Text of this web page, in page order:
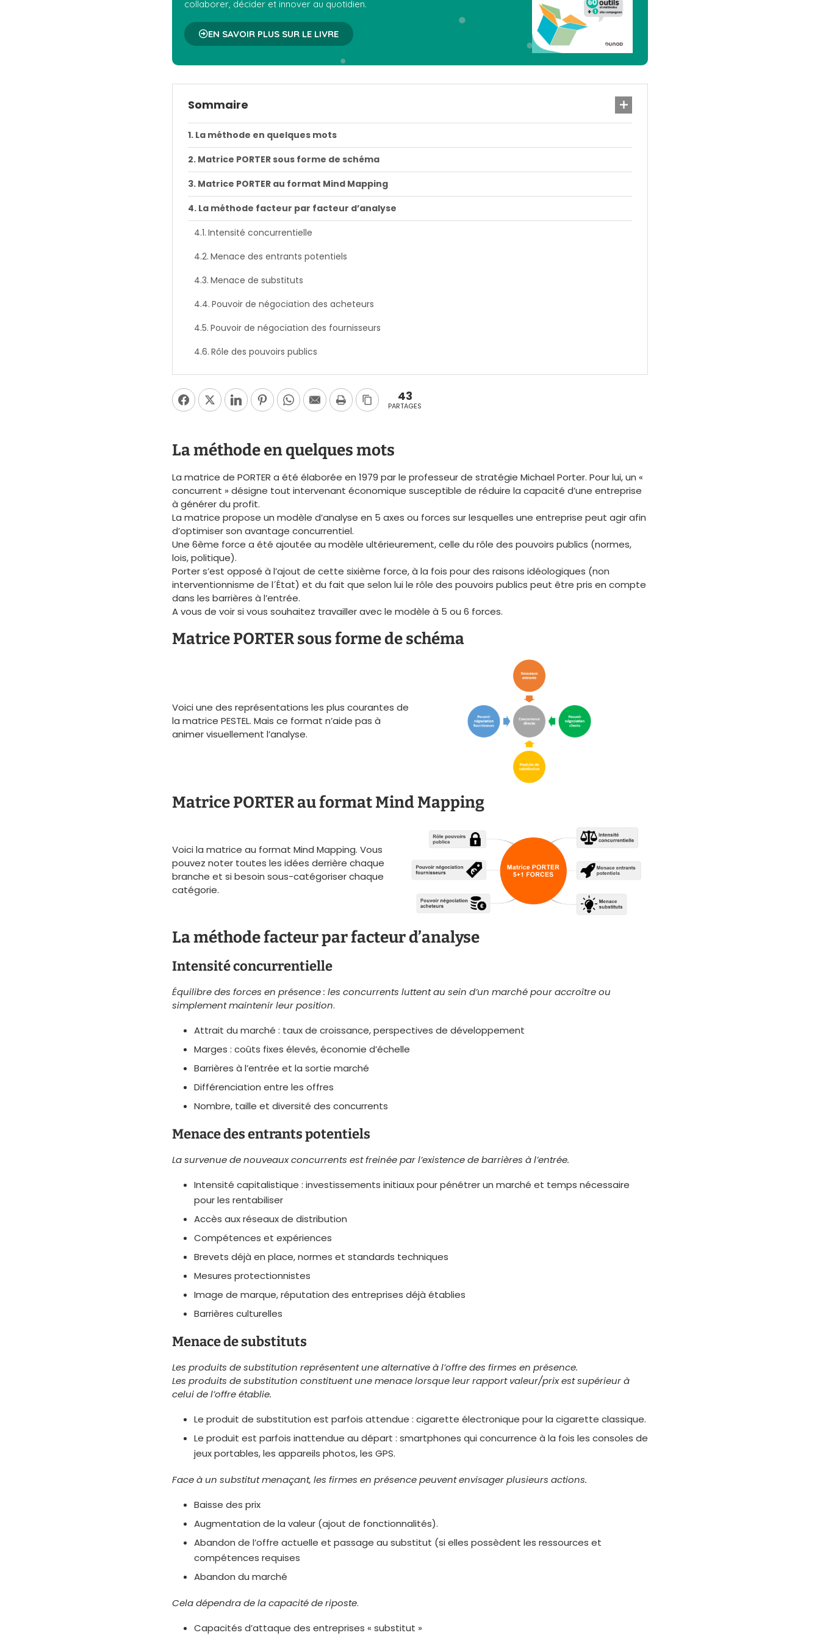
collaborer, décider et innover au quotidien.
EN SAVOIR PLUS SUR LE LIVRE
Sommaire
La méthode en quelques mots
Matrice PORTER sous forme de schéma
Matrice PORTER au format Mind Mapping
La méthode facteur par facteur d’analyse
Intensité concurrentielle
Menace des entrants potentiels
Menace de substituts
Pouvoir de négociation des acheteurs
Pouvoir de négociation des fournisseurs
Rôle des pouvoirs publics
43
PARTAGES
La méthode en quelques mots
La matrice de PORTER a été élaborée en 1979 par le professeur de stratégie Michael Porter. Pour lui, un «
concurrent » désigne tout intervenant économique susceptible de réduire la capacité d’une entreprise
à générer du profit.
La matrice propose un modèle d’analyse en 5 axes ou forces sur lesquelles une entreprise peut agir afin
d’optimiser son avantage concurrentiel.
Une 6ème force a été ajoutée au modèle ultérieurement, celle du rôle des pouvoirs publics (normes,
lois, politique).
Porter s’est opposé à l’ajout de cette sixième force, à la fois pour des raisons idéologiques (non
interventionnisme de l´État) et du fait que selon lui le rôle des pouvoirs publics peut être pris en compte
dans les barrières à l’entrée.
A vous de voir si vous souhaitez travailler avec le modèle à 5 ou 6 forces.
Matrice PORTER sous forme de schéma
Voici une des représentations les plus courantes de
la matrice PESTEL. Mais ce format n’aide pas à
animer visuellement l’analyse.
Matrice PORTER au format Mind Mapping
Voici la matrice au format Mind Mapping. Vous
pouvez noter toutes les idées derrière chaque
branche et si besoin sous-catégoriser chaque
catégorie.
La méthode facteur par facteur d’analyse
Intensité concurrentielle
Équilibre des forces en présence : les concurrents luttent au sein d’un marché pour accroître ou
simplement maintenir leur position.
Attrait du marché : taux de croissance, perspectives de développement
Marges : coûts fixes élevés, économie d’échelle
Barrières à l’entrée et la sortie marché
Différenciation entre les offres
Nombre, taille et diversité des concurrents
Menace des entrants potentiels
La survenue de nouveaux concurrents est freinée par l’existence de barrières à l’entrée.
Intensité capitalistique : investissements initiaux pour pénétrer un marché et temps nécessaire
pour les rentabiliser
Accès aux réseaux de distribution
Compétences et expériences
Brevets déjà en place, normes et standards techniques
Mesures protectionnistes
Image de marque, réputation des entreprises déjà établies
Barrières culturelles
Menace de substituts
Les produits de substitution représentent une alternative à l’offre des firmes en présence.
Les produits de substitution constituent une menace lorsque leur rapport valeur/prix est supérieur à
celui de l’offre établie.
Le produit de substitution est parfois attendue : cigarette électronique pour la cigarette classique.
Le produit est parfois inattendue au départ : smartphones qui concurrence à la fois les consoles de
jeux portables, les appareils photos, les GPS.
Face à un substitut menaçant, les firmes en présence peuvent envisager plusieurs actions.
Baisse des prix
Augmentation de la valeur (ajout de fonctionnalités).
Abandon de l’offre actuelle et passage au substitut (si elles possèdent les ressources et
compétences requises
Abandon du marché
Cela dépendra de la capacité de riposte.
Capacités d’attaque des entreprises « substitut »